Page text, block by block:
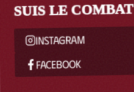
SUIS LE COMBAT
INSTAGRAM
FACEBOOK